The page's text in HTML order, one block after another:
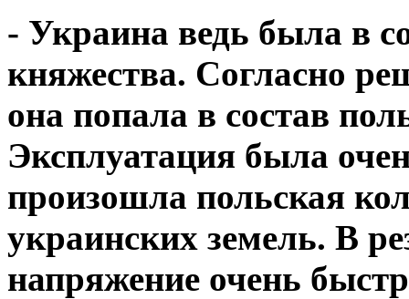
- Украина ведь была в
княжества. Согласно
она попала в состав
Эксплуатация была
произошла польская
украинских земель. В
напряжение очень